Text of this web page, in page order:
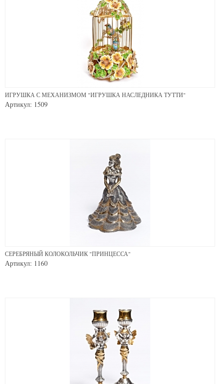
ИГРУШКА С МЕХАНИЗМОМ "ИГРУШКА НАСЛЕДНИКА ТУТТИ"
Артикул: 1509
СЕРЕБРЯНЫЙ КОЛОКОЛЬЧИК "ПРИНЦЕССА"
Артикул: 1160